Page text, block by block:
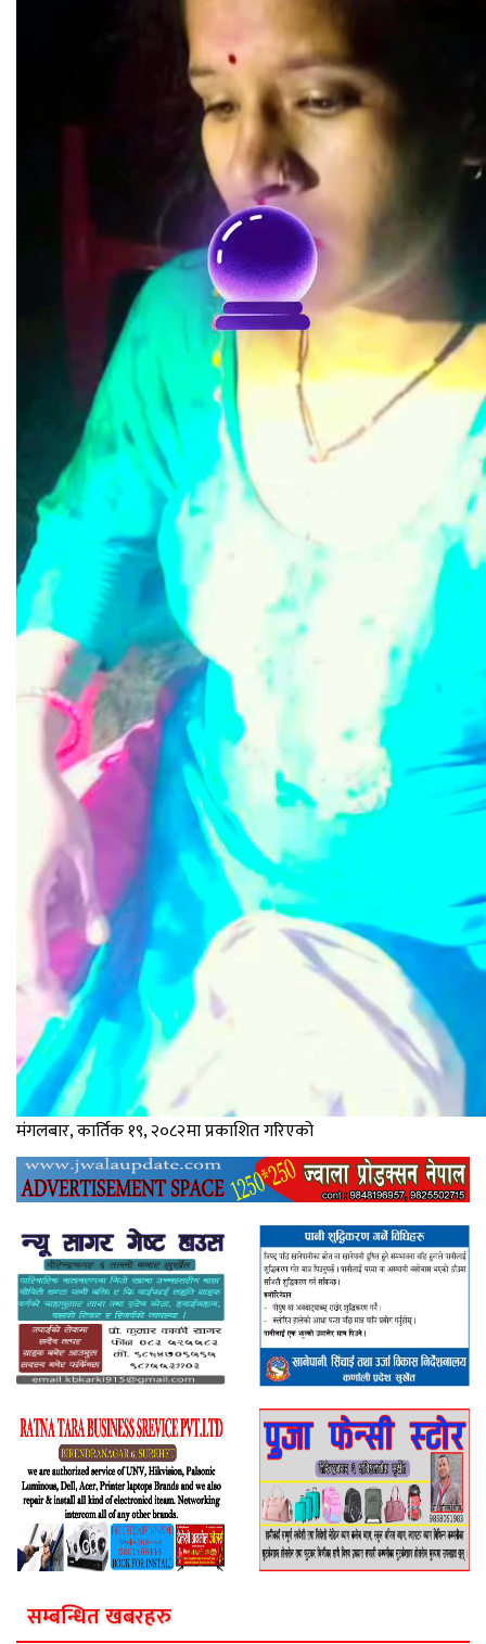
मंगलबार, कार्तिक १९, २०८२मा प्रकाशित गरिएको
सम्बन्धित खबरहरु